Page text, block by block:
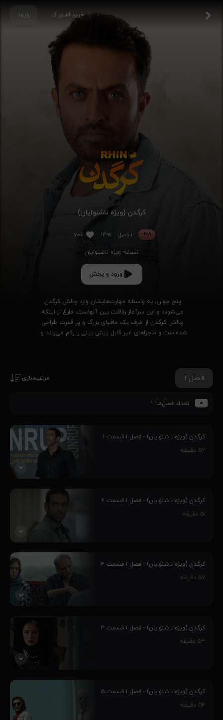
ورود خرید اشتراک
کرگدن (ویژه ناشنوایان)
۱۸+ ۱ فصل ۱۳۹۷ ۷۰٪
نسخه ویژه ناشنوایان
ورود و پخش
شده‌است و ماجراهای غیر قابل پیش بینی را رقم می‌زنند و...
فصل ۱ مرتب‌سازی
تعداد فصل‌ها: ۱
کرگدن (ویژه ناشنوایان) - فصل ۱ قسمت ۱
۵۲ دقیقه
پنج جوان، به واسطه مهارت‌هایشان وارد چالش کرگدن می‌شوند و این
سرآغاز رفاقت بین آنهاست، فارغ از اینکه چالش کرگدن از طرف یک
مافیای بزرگ و پر قدرت طراحی شده‌است و ماجراهای غیر قابل پیش بینی
کرگدن (ویژه ناشنوایان) - فصل ۱ قسمت ۲
۵۱ دقیقه
پنج جوان، به واسطه مهارت‌هایشان وارد چالش کرگدن می‌شوند و این
سرآغاز رفاقت بین آنهاست، فارغ از اینکه چالش کرگدن از طرف یک
مافیای بزرگ و پر قدرت طراحی شده‌است و ماجراهای غیر قابل پیش بینی
کرگدن (ویژه ناشنوایان) - فصل ۱ قسمت ۳
۵۷ دقیقه
سرآغاز رفاقت بین آنهاست، فارغ از اینکه چالش کرگدن از طرف یک
مافیای بزرگ و پر قدرت طراحی شده‌است و ماجراهای غیر قابل پیش بینی
کرگدن (ویژه ناشنوایان) - فصل ۱ قسمت ۴
۵۳ دقیقه
پنج جوان، به واسطه مهارت‌هایشان وارد چالش کرگدن می‌شوند و این
سرآغاز رفاقت بین آنهاست، فارغ از اینکه چالش کرگدن از طرف یک
مافیای بزرگ و پر قدرت طراحی شده‌است و ماجراهای غیر قابل پیش بینی
کرگدن (ویژه ناشنوایان) - فصل ۱ قسمت ۵
۵۴ دقیقه